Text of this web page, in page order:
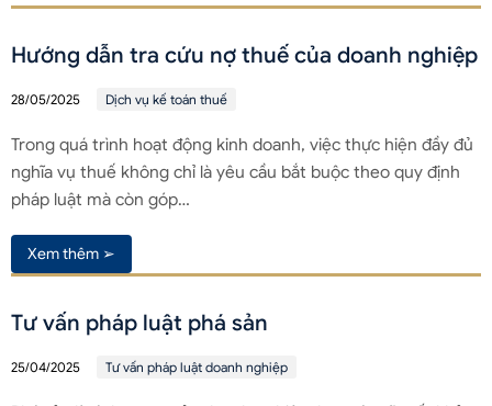
Hướng dẫn tra cứu nợ thuế của doanh nghiệp
28/05/2025 Dịch vụ kế toán thuế
Trong quá trình hoạt động kinh doanh, việc thực hiện đầy đủ
nghĩa vụ thuế không chỉ là yêu cầu bắt buộc theo quy định
pháp luật mà còn góp…
Xem thêm ➢
Tư vấn pháp luật phá sản
25/04/2025 Tư vấn pháp luật doanh nghiệp